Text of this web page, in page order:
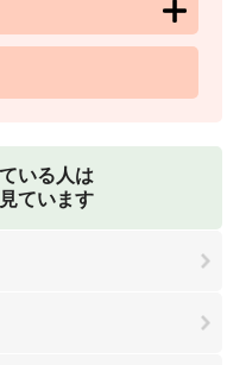
いる人は
ています